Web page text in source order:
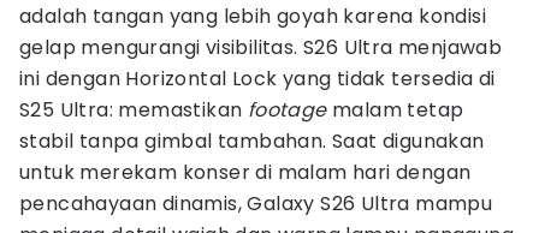
adalah tangan yang lebih goyah karena kondisi
gelap mengurangi visibilitas. S26 Ultra menjawab
ini dengan Horizontal Lock yang tidak tersedia di
S25 Ultra: memastikan footagemalam tetap
stabil tanpa gimbal tambahan. Saat digunakan
untuk merekam konser di malam hari dengan
pencahayaan dinamis, Galaxy S26 Ultra mampu